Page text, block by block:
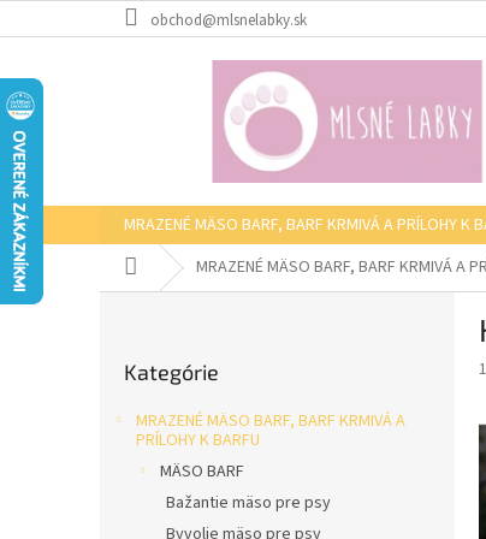
na
obchod@mlsnelabky.sk
MRAZENÉ MÄSO BARF, BARF KRMIVÁ A PRÍLOHY K
DomovMRAZENÉ MÄSO BARF, BARF KRMIVÁ A
kategórie
Kategórie
MRAZENÉ MÄSO BARF, BARF KRMIVÁ A
PRÍLOHY K BARFU
MÄSO BARF
Bažantie mäso pre psy
Byvolie mäso pre psy
je
z